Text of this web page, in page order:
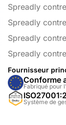
Spreadly
Spreadly
Spreadly
Spreadly
Fournisseur
Conforme
Fabriqué pour
Système de